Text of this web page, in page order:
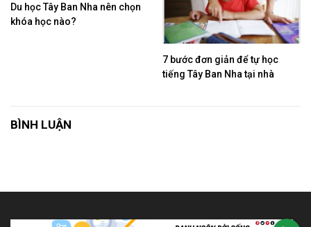
Du học Tây Ban Nha nên chọn
khóa học nào?
7 bước đơn giản để tự học
tiếng Tây Ban Nha tại nhà
BÌNH LUẬN